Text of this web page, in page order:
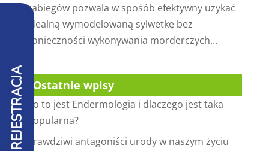
zabiegów pozwala w spośób efektywny uzykać
idealną wymodelowaną sylwetkę bez
konieczności wykonywania morderczych...
Ostatnie wpisy
Co to jest Endermologia i dlaczego jest taka
popularna?
Prawdziwi antagoniści urody w naszym życiu
REJESTRACJA